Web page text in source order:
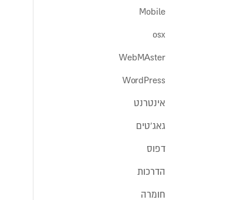
Mobile
osx
WebMAster
WordPress
אינטרנט
גאג'טים
דפוס
הדרכות
חומרה